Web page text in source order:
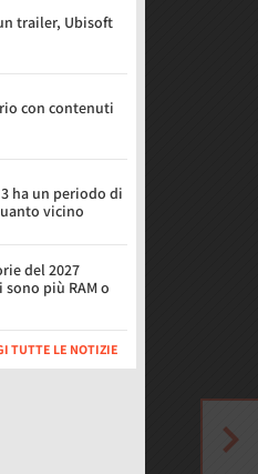
trailer, Ubisoft
con contenuti
ha un periodo di
vicino
del 2027
più RAM o
TUTTE LE NOTIZIE